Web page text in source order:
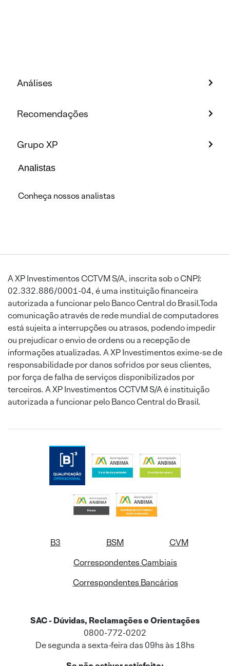
Análises
Recomendações
Grupo XP
Analistas
Conheça nossos analistas
A XP Investimentos CCTVM S/A, inscrita sob o CNPJ:
02.332.886/0001-04, é uma instituição financeira
autorizada a funcionar pelo Banco Central do Brasil.Toda
comunicação através de rede mundial de computadores
está sujeita a interrupções ou atrasos, podendo impedir
ou prejudicar o envio de ordens ou a recepção de
informações atualizadas. A XP Investimentos exime-se de
responsabilidade por danos sofridos por seus clientes,
por força de falha de serviços disponibilizados por
terceiros. A XP Investimentos CCTVM S/A é instituição
autorizada a funcionar pelo Banco Central do Brasil.
B3 BSM
CVM
Correspondentes Cambiais
Correspondentes Bancários
SAC - Dúvidas, Reclamações e Orientações
0800-772-0202
De segunda a sexta-feira das 09hs às 18hs